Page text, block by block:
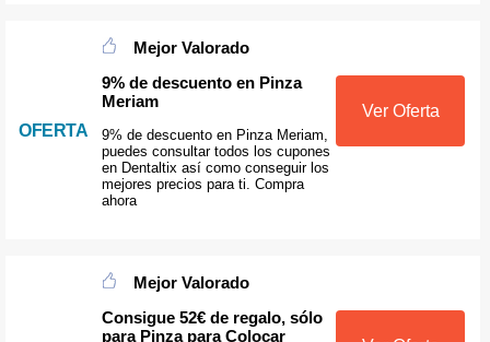
OFERTA
Mejor Valorado
9% de descuento en Pinza
Meriam
9% de descuento en Pinza Meriam,
puedes consultar todos los cupones
en Dentaltix así como conseguir los
mejores precios para ti. Compra
ahora
Ver Oferta
Mejor Valorado
Consigue 52€ de regalo, sólo
para Pinza para Colocar